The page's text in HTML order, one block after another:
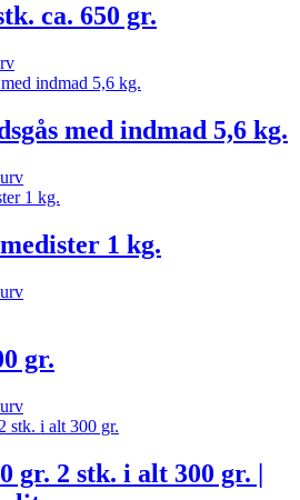
ca. 650 gr.
med indmad 5,6 kg.
1 kg.
gr.
gr. 2 stk. i alt 300 gr. |